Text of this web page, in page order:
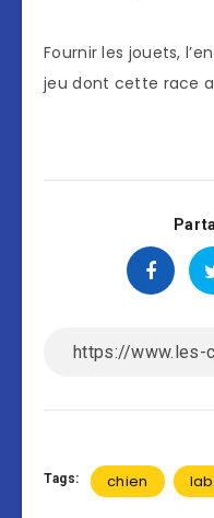
Fournir les jouets,
jeu dont cette race
Tags: chien